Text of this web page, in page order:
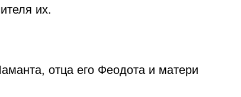
их.
отца его Феодота и матери